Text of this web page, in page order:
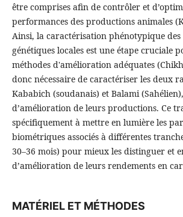
être comprises afin de contrôler et
performances des productions animales
Ainsi, la caractérisation phénotypique des
génétiques locales est une étape cruciale
méthodes d'amélioration adéquates
donc nécessaire de caractériser les deux
Kababich (soudanais) et Balami
d’amélioration de leurs productions. Ce
spécifiquement à mettre en lumière les
biométriques associés à différentes
30–36 mois) pour mieux les distinguer et
d’amélioration de leurs rendements en
MATÉRIEL ET MÉTHODES